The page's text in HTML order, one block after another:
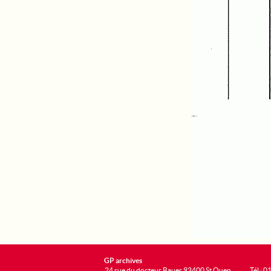
GP archives